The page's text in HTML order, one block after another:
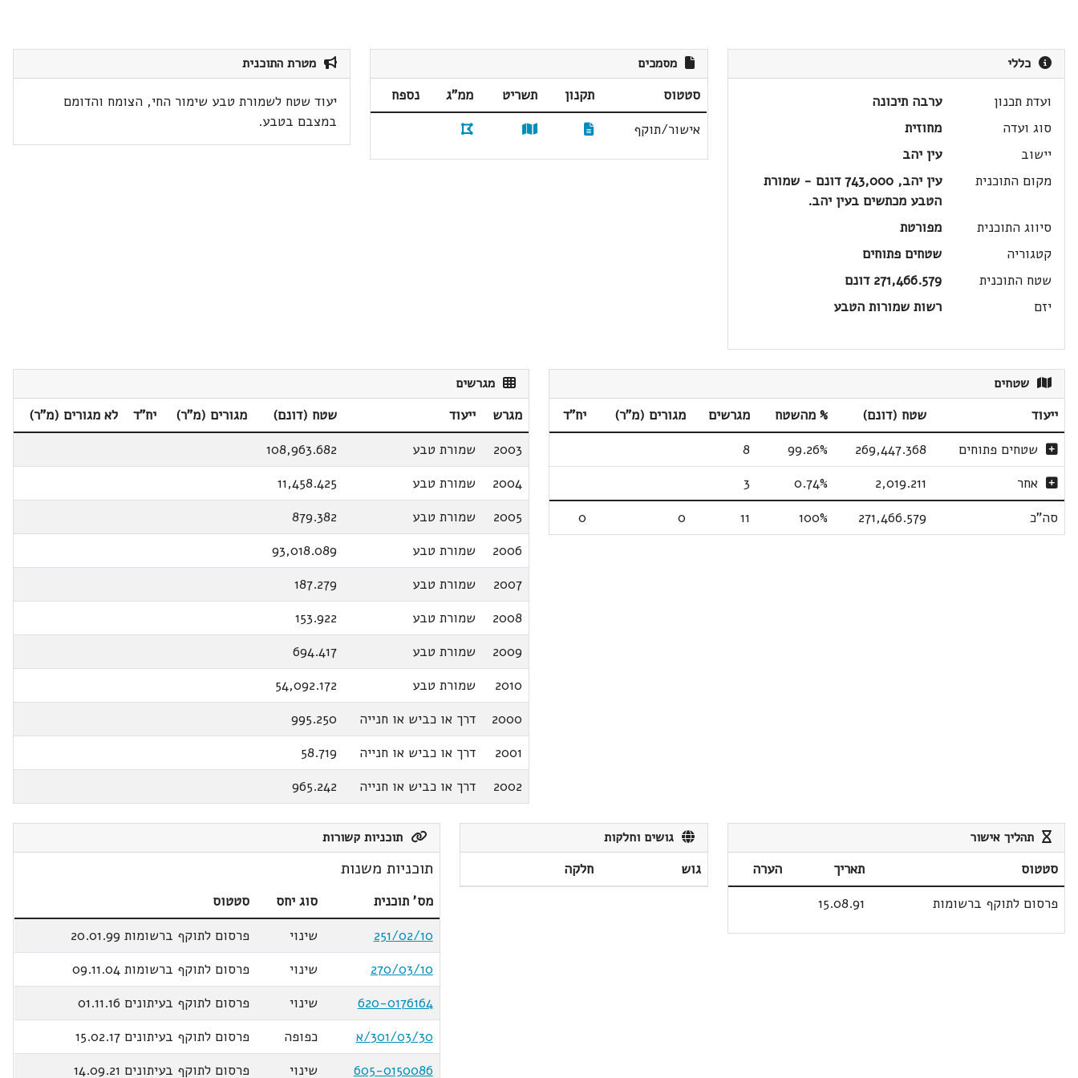
כללי
ועדת תכנון
ערבה תיכונה
סוג ועדה
מחוזית
יישוב
עין יהב
מקום התוכנית
עין יהב, 743,000 דונם - שמורת
הטבע מכתשים בעין יהב.
סיווג התוכנית
מפורטת
קטגוריה
שטחים פתוחים
שטח התוכנית
271,466.579 דונם
יזם
רשות שמורות הטבע
מסמכים
סטטוס תקנון תשריט ממ"ג
נספח
אישור/תוקף
מטרת התוכנית
יעוד שטח לשמורת טבע שימור החי, הצומח והדומם
במצבם בטבע.
שטחים
ייעוד שטח (דונם) % מהשטח מגרשים מגורים (מ"ר)
יח"ד
שטחים פתוחים
269,447.368
99.26%
8
אחר
2,019.211
0.74%
3
סה"כ
271,466.579
100%
11
0
0
מגרשים
מגרש ייעוד שטח (דונם) מגורים (מ"ר) יח"ד
לא מגורים (מ"ר)
2003
שמורת טבע
108,963.682
2004
שמורת טבע
11,458.425
2005
שמורת טבע
879.382
2006
שמורת טבע
93,018.089
2007
שמורת טבע
187.279
2008
שמורת טבע
153.922
2009
שמורת טבע
694.417
2010
שמורת טבע
54,092.172
2000
דרך או כביש או חנייה
995.250
2001
דרך או כביש או חנייה
58.719
2002
דרך או כביש או חנייה 965.242
תהליך אישור
סטטוס תאריך
הערה
פרסום לתוקף ברשומות
15.08.91
גושים וחלקות
גוש חלקה
תוכניות קשורות
תוכניות משנות
מס' תוכנית סוג יחס
סטטוס
251/02/10
שינוי
פרסום לתוקף ברשומות 20.01.99
270/03/10
שינוי
פרסום לתוקף ברשומות 09.11.04
620-0176164
שינוי
פרסום לתוקף בעיתונים 01.11.16
301/03/30/א
כפופה
פרסום לתוקף בעיתונים 15.02.17
605-0150086
שינוי
פרסום לתוקף בעיתונים 14.09.21